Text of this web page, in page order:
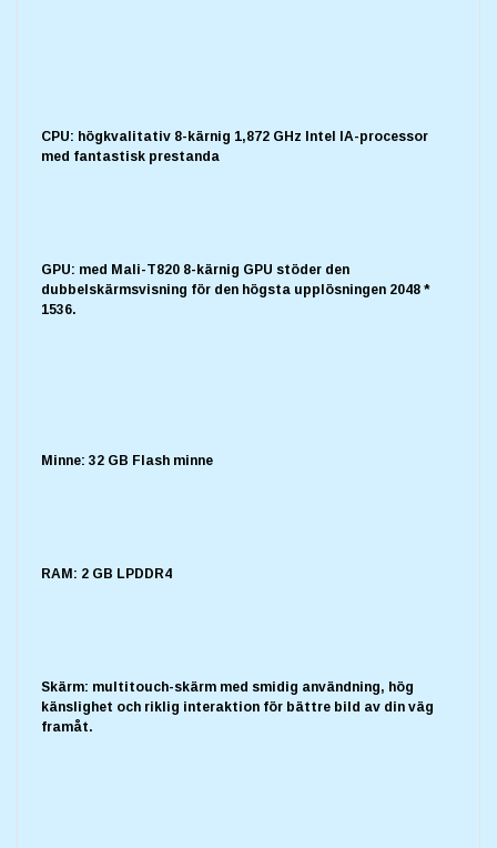
CPU: högkvalitativ 8-kärnig 1,872 GHz Intel IA-processor
med fantastisk prestanda
GPU: med Mali-T820 8-kärnig GPU stöder den
dubbelskärmsvisning för den högsta upplösningen 2048 *
1536.
Minne: 32 GB Flash minne
RAM: 2 GB LPDDR4
Skärm: multitouch-skärm med smidig användning, hög
känslighet och riklig interaktion för bättre bild av din väg
framåt.